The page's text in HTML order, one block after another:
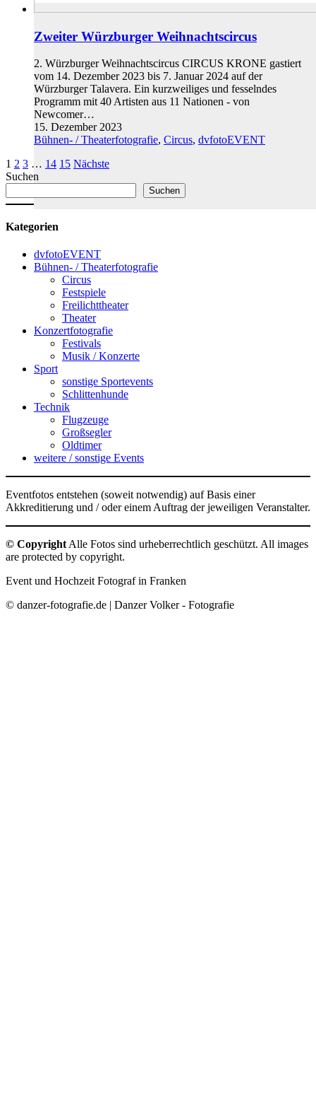
Zweiter Würzburger Weihnachtscircus
2. Würzburger Weihnachtscircus CIRCUS KRONE gastiert
vom 14. Dezember 2023 bis 7. Januar 2024 auf der
Würzburger Talavera. Ein kurzweiliges und fesselndes
Programm mit 40 Artisten aus 11 Nationen - von
Newcomer…
15. Dezember 2023
Bühnen- / Theaterfotografie, Circus, dvfotoEVENT
1 2 3 … 14 15 Nächste
Suchen
Suchen
Kategorien
dvfotoEVENT
Bühnen- / Theaterfotografie
Circus
Festspiele
Freilichttheater
Theater
Konzertfotografie
Festivals
Musik / Konzerte
Sport
sonstige Sportevents
Schlittenhunde
Technik
Flugzeuge
Großsegler
Oldtimer
weitere / sonstige Events
Eventfotos entstehen (soweit notwendig) auf Basis einer
Akkreditierung und / oder einem Auftrag der jeweiligen Veranstalter.
© Copyright Alle Fotos sind urheberrechtlich geschützt. All images
are protected by copyright.
Event und Hochzeit Fotograf in Franken
© danzer-fotografie.de | Danzer Volker - Fotografie